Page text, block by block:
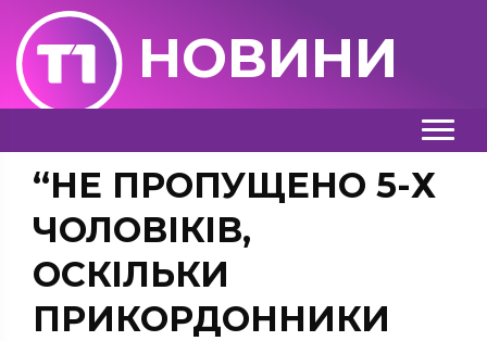
НОВИНИ
“НЕ ПРОПУЩЕНО 5-Х
ЧОЛОВІКІВ,
ОСКІЛЬКИ
ПРИКОРДОННИКИ